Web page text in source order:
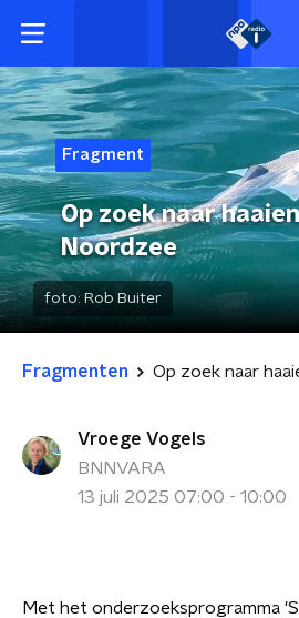
Fragment
Op zoek naar
Noordzee
foto: Rob Buiter
Fragmenten Op zoek naar
Vroege Vogels
BNNVARA
13 juli 2025 07:00 - 10:00
Met het onderzoeksprogramma